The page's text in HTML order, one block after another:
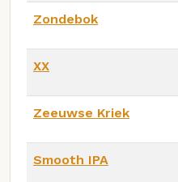
Zondebok
XX
Zeeuwse Kriek
Smooth IPA